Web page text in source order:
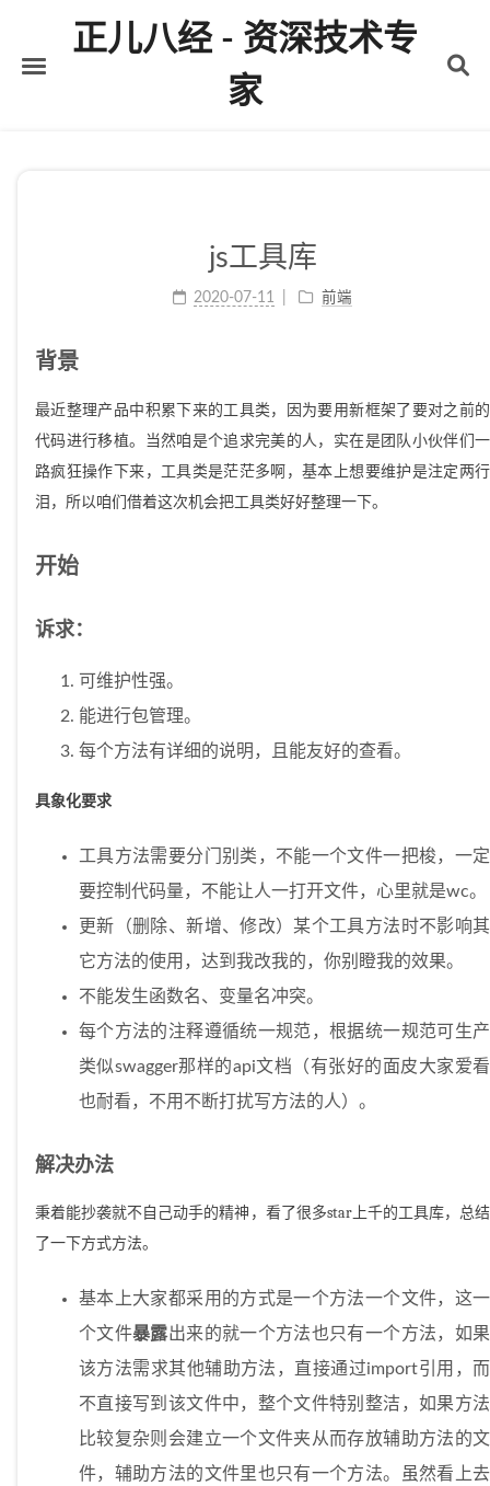
正儿八经 - 资深技术专
家
js工具库
2020-07-11 前端
背景
最近整理产品中积累下来的工具类，因为要用新框架了要对之前的
代码进行移植。当然咱是个追求完美的人，实在是团队小伙伴们一
路疯狂操作下来，工具类是茫茫多啊，基本上想要维护是注定两行
泪，所以咱们借着这次机会把工具类好好整理一下。
开始
诉求：
可维护性强。
能进行包管理。
每个方法有详细的说明，且能友好的查看。
具象化要求
工具方法需要分门别类，不能一个文件一把梭，一定
要控制代码量，不能让人一打开文件，心里就是wc。
更新（删除、新增、修改）某个工具方法时不影响其
它方法的使用，达到我改我的，你别瞪我的效果。
不能发生函数名、变量名冲突。
每个方法的注释遵循统一规范，根据统一规范可生产
类似swagger那样的api文档（有张好的面皮大家爱看
也耐看，不用不断打扰写方法的人）。
解决办法
秉着能抄袭就不自己动手的精神，看了很多star上千的工具库，总结
了一下方式方法。
基本上大家都采用的方式是一个方法一个文件，这一
个文件暴露出来的就一个方法也只有一个方法，如果
该方法需求其他辅助方法，直接通过import引用，而
不直接写到该文件中，整个文件特别整洁，如果方法
比较复杂则会建立一个文件夹从而存放辅助方法的文
件，辅助方法的文件里也只有一个方法。虽然看上去